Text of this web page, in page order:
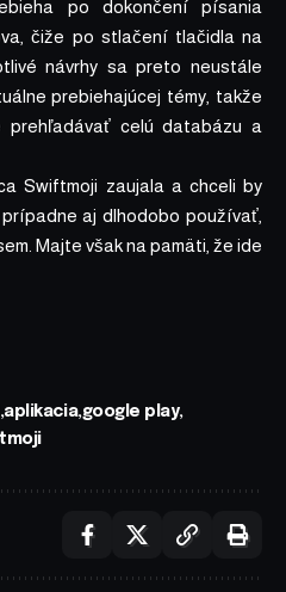
po dokončení písania
čiže po stlačení tlačidla na
návrhy sa preto neustále
prebiehajúcej témy, takže
prehľadávať celú databázu a
Swiftmoji zaujala a chceli by
aj dlhodobo používať,
. Majte však na pamäti, že ide
aplikacia google play